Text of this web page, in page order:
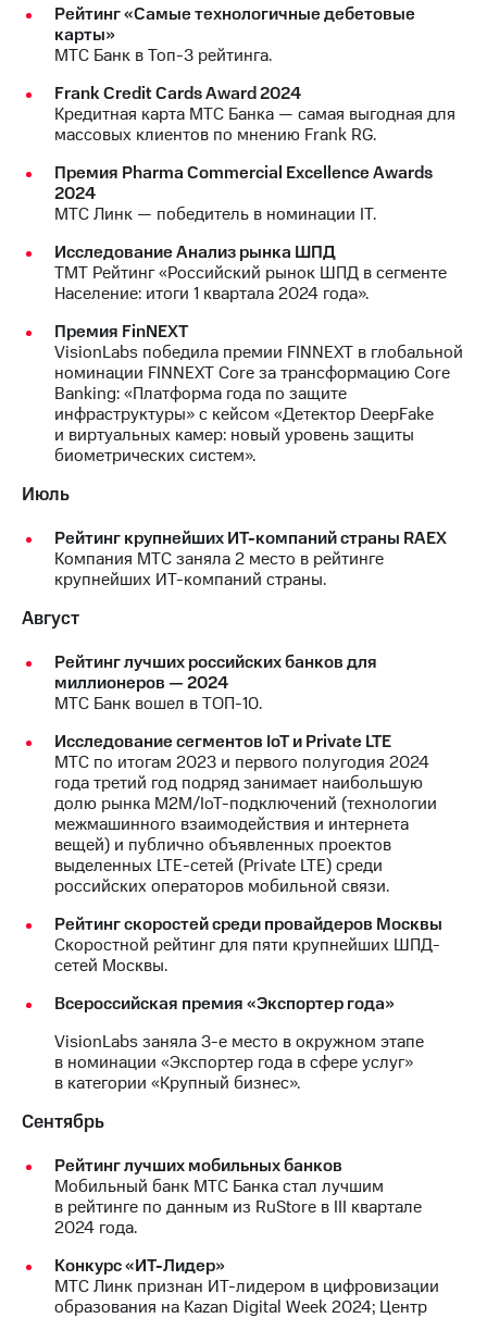
Еврооблигации-2023
Уведомление
о
именных
облигаций
Другое
Регистратор
Реквизиты
Контакты
развитие
деловая этика
На главную
Рейтинг «Самые технологичные дебетовые
карты»
МТС Банк в Топ-3 рейтинга.
Frank Credit Cards Award 2024
Кредитная карта МТС Банка — самая выгодная для
массовых клиентов по мнению Frank RG.
Премия Pharma Commercial Excellence Awards
2024
МТС Линк — победитель в номинации IT.
Исследование Анализ рынка ШПД
ТМТ Рейтинг «Российский рынок ШПД в сегменте
Население: итоги 1 квартала 2024 года».
Премия FinNEXT
VisionLabs победила премии FINNEXT в глобальной
номинации FINNEXT Core за трансформацию Core
Banking: «Платформа года по защите
инфраструктуры» с кейсом «Детектор DeepFake
и виртуальных камер: новый уровень защиты
биометрических систем».
Июль
Рейтинг крупнейших ИТ-компаний страны RAEX
Компания МТС заняла 2 место в рейтинге
крупнейших ИТ-компаний страны.
Август
Рейтинг лучших российских банков для
миллионеров — 2024
МТС Банк вошел в ТОП-10.
Исследование сегментов IoT и Private LTE
МТС по итогам 2023 и первого полугодия 2024
года третий год подряд занимает наибольшую
долю рынка M2M/IoT-подключений (технологии
межмашинного взаимодействия и интернета
вещей) и публично объявленных проектов
выделенных LTE-сетей (Private LTE) среди
российских операторов мобильной связи.
Рейтинг скоростей среди провайдеров Москвы
Скоростной рейтинг для пяти крупнейших ШПД-
сетей Москвы.
Всероссийская премия «Экспортер года»
VisionLabs заняла 3-е место в окружном этапе
в номинации «Экспортер года в сфере услуг»
в категории «Крупный бизнес».
Сентябрь
Рейтинг лучших мобильных банков
Мобильный банк МТС Банка стал лучшим
в рейтинге по данным из RuStore в III квартале
2024 года.
Конкурс «ИТ-Лидер»
МТС Линк признан ИТ-лидером в цифровизации
образования на Kazan Digital Week 2024; Центр